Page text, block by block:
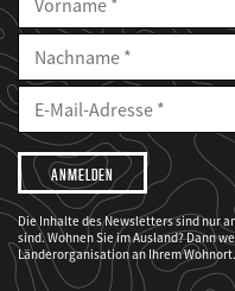
Vorname
Nachname
E-
Mailadresse
E-
Adresse
Ich
möchte,
dass
der
WWF
mich
über
seine
Projekte
informiert.
Die Inhalte des Newsletters sind nur
sind. Wohnen Sie im Ausland? Dann
Länderorganisation an Ihrem Wohnort.